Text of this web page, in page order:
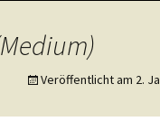
St.
Veröffentlicht am 2.